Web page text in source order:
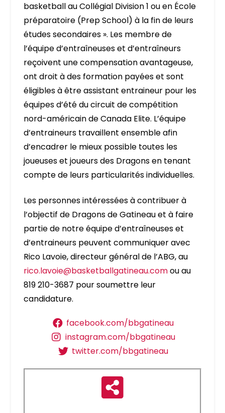
basketball au Collégial Division 1 ou en École
préparatoire (Prep School) à la fin de leurs
études secondaires ». Les membre de
l’équipe d’entraîneuses et d’entraîneurs
reçoivent une compensation avantageuse,
ont droit à des formation payées et sont
éligibles à être assistant entraineur pour les
équipes d’été du circuit de compétition
nord-américain de Canada Elite. L’équipe
d’entraineurs travaillent ensemble afin
d’encadrer le mieux possible toutes les
joueuses et joueurs des Dragons en tenant
compte de leurs particularités individuelles.
Les personnes intéressées à contribuer à
l’objectif de Dragons de Gatineau et à faire
partie de notre équipe d’entraîneuses et
d’entraineurs peuvent communiquer avec
Rico Lavoie, directeur général de l’ABG, au
rico.lavoie@basketballgatineau.comou au
819 210-3687 pour soumettre leur
candidature.
facebook.com/bbgatineau
instagram.com/bbgatineau
twitter.com/bbgatineau